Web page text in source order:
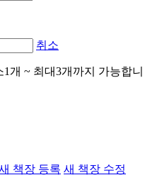
취소
개 ~ 최대3개까지 가능합니
책장 등록 새 책장 수정